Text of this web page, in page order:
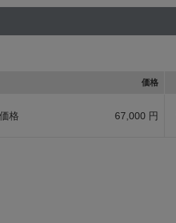
価格
格 67,000 円